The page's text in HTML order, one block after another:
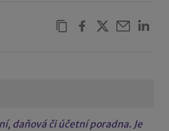
daňová či účetní poradna. Je